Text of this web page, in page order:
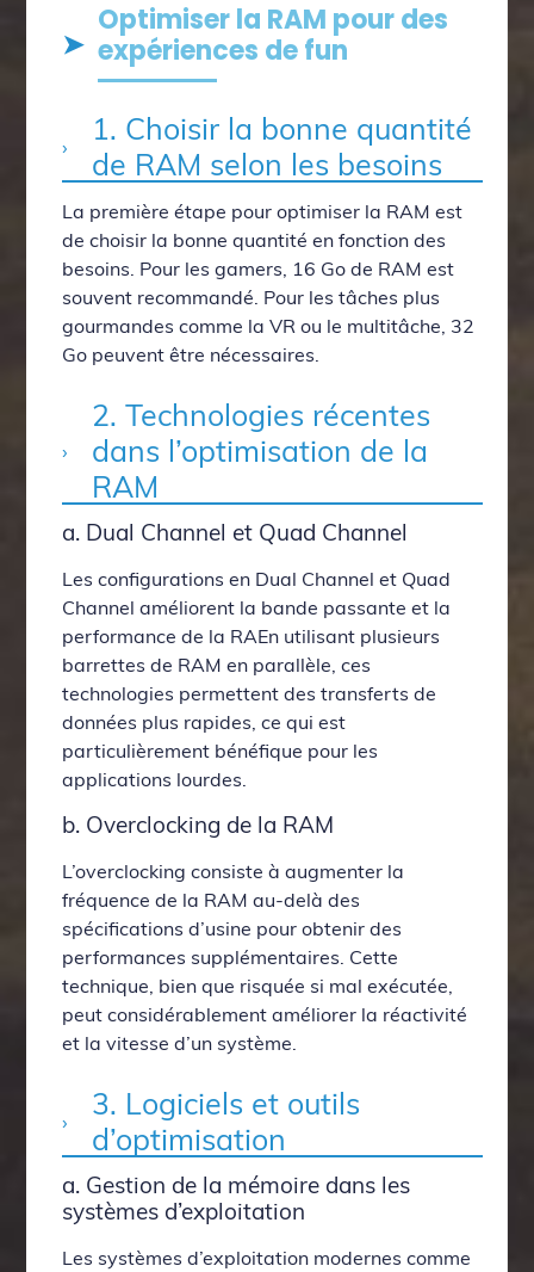
Optimiser la RAM pour des
expériences de fun
1. Choisir la bonne quantité
de RAM selon les besoins
La première étape pour optimiser la RAM est
de choisir la bonne quantité en fonction des
besoins. Pour les gamers, 16 Go de RAM est
souvent recommandé. Pour les tâches plus
gourmandes comme la VR ou le multitâche, 32
Go peuvent être nécessaires.
2. Technologies récentes
dans l’optimisation de la
RAM
a. Dual Channel et Quad Channel
Les configurations en Dual Channel et Quad
Channel améliorent la bande passante et la
performance de la RAEn utilisant plusieurs
barrettes de RAM en parallèle, ces
technologies permettent des transferts de
données plus rapides, ce qui est
particulièrement bénéfique pour les
applications lourdes.
b. Overclocking de la RAM
L’overclocking consiste à augmenter la
fréquence de la RAM au-delà des
spécifications d’usine pour obtenir des
performances supplémentaires. Cette
technique, bien que risquée si mal exécutée,
peut considérablement améliorer la réactivité
et la vitesse d’un système.
3. Logiciels et outils
d’optimisation
a. Gestion de la mémoire dans les
systèmes d’exploitation
Les systèmes d’exploitation modernes comme